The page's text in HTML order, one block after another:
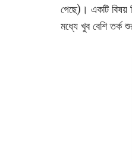
গেছে)। একটি বিষয়
মধ্যে খুব বেশি তর্ক